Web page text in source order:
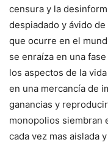
censura y la
despiadado y ávido
que ocurre en el
se enraíza en una
los aspectos de la
en una mercancía de
ganancias y
monopolios siembran
cada vez mas aislada